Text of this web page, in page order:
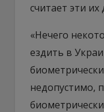
считает эти
«Нечего
ездить в
недопустимо,